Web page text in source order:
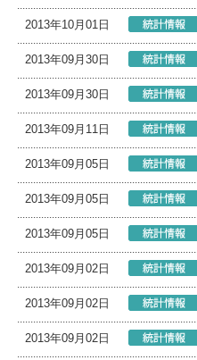
2013年10月01日
2013年09月30日
2013年09月30日
2013年09月11日
2013年09月05日
2013年09月05日
2013年09月05日
2013年09月02日
2013年09月02日
2013年09月02日